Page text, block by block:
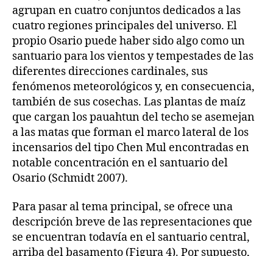
agrupan en cuatro conjuntos dedicados a las
cuatro regiones principales del universo. El
propio Osario puede haber sido algo como un
santuario para los vientos y tempestades de las
diferentes direcciones cardinales, sus
fenómenos meteorológicos y, en consecuencia,
también de sus cosechas. Las plantas de maíz
que cargan los pauahtun del techo se asemejan
a las matas que forman el marco lateral de los
incensarios del tipo Chen Mul encontradas en
notable concentración en el santuario del
Osario (Schmidt 2007).
Para pasar al tema principal, se ofrece una
descripción breve de las representaciones que
se encuentran todavía en el santuario central,
arriba del basamento (Figura 4). Por supuesto,